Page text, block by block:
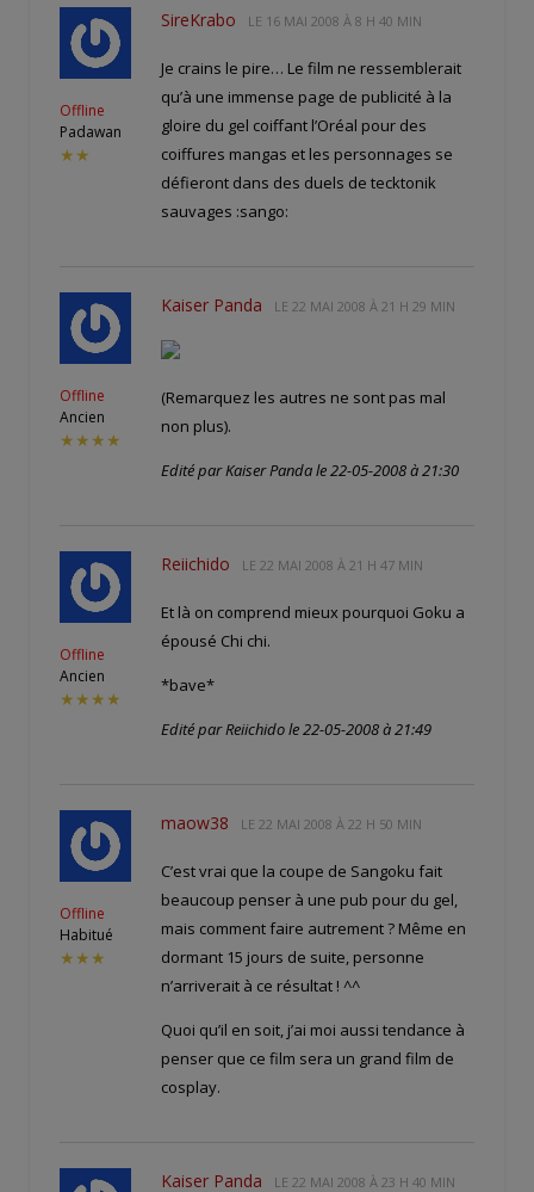
Offline
Padawan
★★
SireKrabo LE 16 MAI 2008 À 8 H 40 MIN
Je crains le pire… Le film ne ressemblerait
qu’à une immense page de publicité à la
gloire du gel coiffant l’Oréal pour des
coiffures mangas et les personnages se
défieront dans des duels de tecktonik
sauvages :sango:
Offline
Ancien
★★★★
Kaiser Panda LE 22 MAI 2008 À 21 H 29 MIN
(Remarquez les autres ne sont pas mal
non plus).
Edité par Kaiser Panda le 22-05-2008 à 21:30
Offline
Ancien
★★★★
Reiichido LE 22 MAI 2008 À 21 H 47 MIN
Et là on comprend mieux pourquoi Goku a
épousé Chi chi.
*bave*
Edité par Reiichido le 22-05-2008 à 21:49
Offline
Habitué
★★★
maow38 LE 22 MAI 2008 À 22 H 50 MIN
C’est vrai que la coupe de Sangoku fait
beaucoup penser à une pub pour du gel,
mais comment faire autrement ? Même en
dormant 15 jours de suite, personne
n’arriverait à ce résultat ! ^^
Quoi qu’il en soit, j’ai moi aussi tendance à
penser que ce film sera un grand film de
cosplay.
Kaiser Panda LE 22 MAI 2008 À 23 H 40 MIN